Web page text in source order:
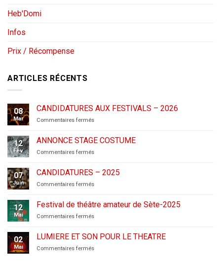
Heb'Domi
Infos
Prix / Récompense
ARTICLES RÉCENTS
08
Mar
CANDIDATURES AUX FESTIVALS – 2026
Commentaires ferméssur
AUX
FESTIVALS
–
12
Fév
ANNONCE STAGE COSTUME
Commentaires ferméssur
STAGE
COSTUME
07
Juin
CANDIDATURES – 2025
Commentaires ferméssur
2025
12
Mai
Festival de théâtre amateur de Sète-2025
Commentaires ferméssur
de
théâtre
amateur
02
Mai
LUMIERE ET SON POUR LE THEATRE
Commentaires ferméssur